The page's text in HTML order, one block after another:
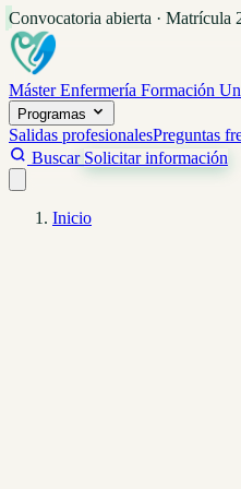
Convocatoria abierta · Matrícula
Máster Enfermería Formación
Programas
Salidas profesionalesPreguntas
Buscar Solicitar información
Inicio